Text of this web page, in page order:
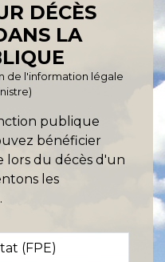
DÉCÈS
LA
de l'information légale
publique
bénéficier
lors du décès d'un
les
(FPE)